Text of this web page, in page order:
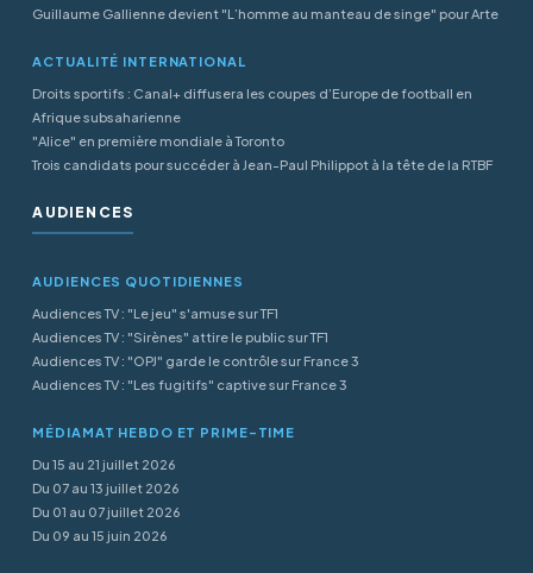
Guillaume Gallienne devient "L’homme au manteau de singe" pour Arte
ACTUALITÉ INTERNATIONAL
Droits sportifs : Canal+ diffusera les coupes d’Europe de football en
Afrique subsaharienne
"Alice" en première mondiale à Toronto
Trois candidats pour succéder à Jean-Paul Philippot à la tête de la RTBF
AUDIENCES
AUDIENCES QUOTIDIENNES
Audiences TV : "Le jeu" s'amuse sur TF1
Audiences TV : "Sirènes" attire le public sur TF1
Audiences TV : "OPJ" garde le contrôle sur France 3
Audiences TV : "Les fugitifs" captive sur France 3
MÉDIAMAT HEBDO ET PRIME-TIME
Du 15 au 21 juillet 2026
Du 07 au 13 juillet 2026
Du 01 au 07 juillet 2026
Du 09 au 15 juin 2026